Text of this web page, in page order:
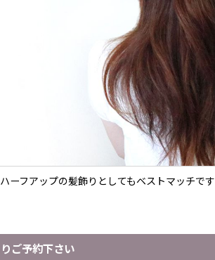
ハーフアップの髪飾りとしてもベストマッチです
ご予約下さい